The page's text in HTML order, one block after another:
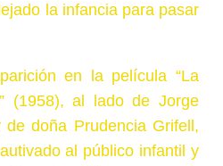
la infancia para pasar
en la película “La
(1958), al lado de Jorge
doña Prudencia Grifell,
al público infantil y